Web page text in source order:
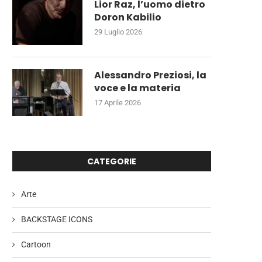
Lior Raz, l’uomo dietro
Doron Kabilio
29 Luglio 2026
Alessandro Preziosi, la
voce e la materia
17 Aprile 2026
CATEGORIE
Arte
BACKSTAGE ICONS
Cartoon